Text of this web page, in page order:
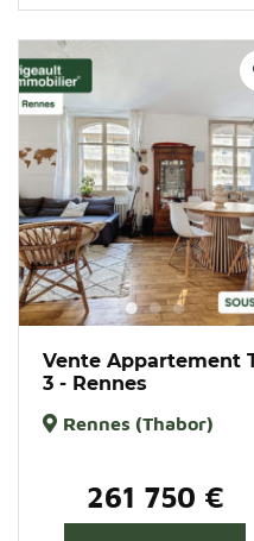
Vente Appartement
3 - Rennes
Rennes (Thabor)
261 750 €